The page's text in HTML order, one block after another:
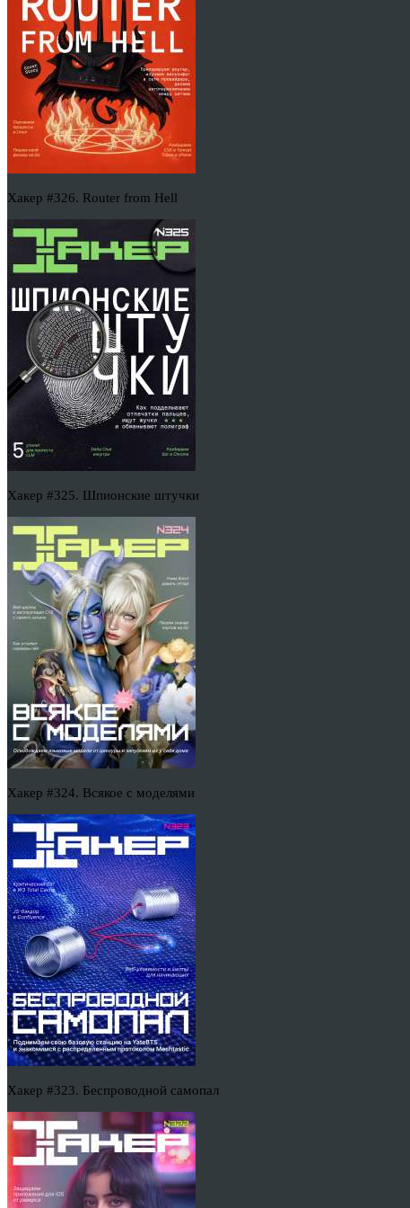
Хакер #326. Router from Hell
Хакер #325. Шпионские штучки
Хакер #324. Всякое с моделями
Хакер #323. Беспроводной самопал